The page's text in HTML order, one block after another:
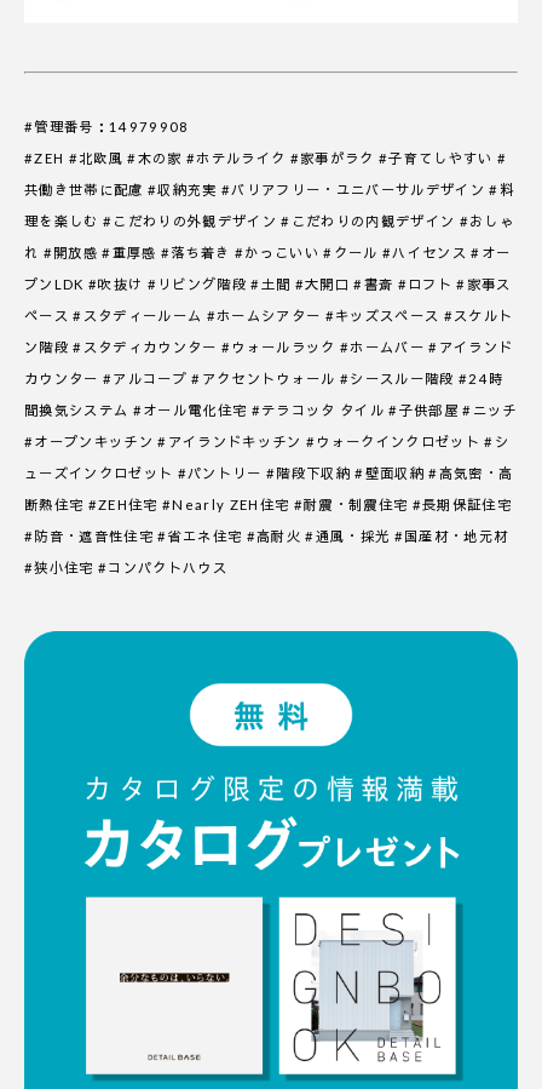
#管理番号：14979908
#ZEH #北欧風 #木の家 #ホテルライク #家事がラク #子育てしやすい #
共働き世帯に配慮 #収納充実 #バリアフリー・ユニバーサルデザイン #料
理を楽しむ #こだわりの外観デザイン #こだわりの内観デザイン #おしゃ
れ #開放感 #重厚感 #落ち着き #かっこいい #クール #ハイセンス #オー
プンLDK #吹抜け #リビング階段 #土間 #大開口 #書斎 #ロフト #家事ス
ペース #スタディールーム #ホームシアター #キッズスペース #スケルト
ン階段 #スタディカウンター #ウォールラック #ホームバー #アイランド
カウンター #アルコーブ #アクセントウォール #シースルー階段 #24時
間換気システム #オール電化住宅 #テラコッタ タイル #子供部屋 #ニッチ
#オープンキッチン #アイランドキッチン #ウォークインクロゼット #シ
ューズインクロゼット #パントリー #階段下収納 #壁面収納 #高気密・高
断熱住宅 #ZEH住宅 #Nearly ZEH住宅 #耐震・制震住宅 #長期保証住宅
#防音・遮音性住宅 #省エネ住宅 #高耐火 #通風・採光 #国産材・地元材
#狭小住宅 #コンパクトハウス